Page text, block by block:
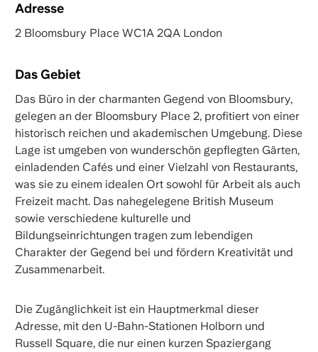
Adresse
2 Bloomsbury Place WC1A 2QA London
Das Gebiet
Das Büro in der charmanten Gegend von Bloomsbury,
gelegen an der Bloomsbury Place 2, profitiert von einer
historisch reichen und akademischen Umgebung. Diese
Lage ist umgeben von wunderschön gepflegten Gärten,
einladenden Cafés und einer Vielzahl von Restaurants,
was sie zu einem idealen Ort sowohl für Arbeit als auch
Freizeit macht. Das nahegelegene British Museum
sowie verschiedene kulturelle und
Bildungseinrichtungen tragen zum lebendigen
Charakter der Gegend bei und fördern Kreativität und
Zusammenarbeit.
Die Zugänglichkeit ist ein Hauptmerkmal dieser
Adresse, mit den U-Bahn-Stationen Holborn und
Russell Square, die nur einen kurzen Spaziergang